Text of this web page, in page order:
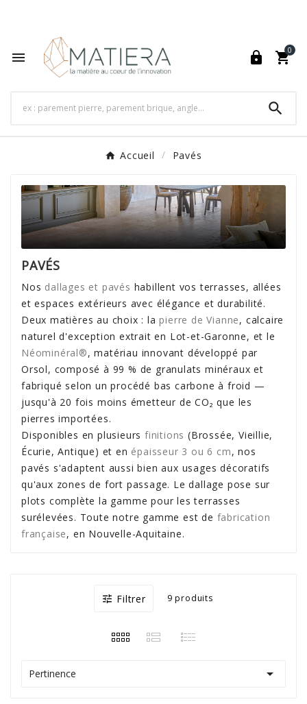
  
0

Accueil Pavés
PAVÉS
Nos dallages et pavés habillent vos terrasses, allées
et espaces extérieurs avec élégance et durabilité.
Deux matières au choix : la pierre de Vianne, calcaire
naturel d'exception extrait en Lot-et-Garonne, et le
Néominéral®, matériau innovant développé par
Orsol, composé à 99 % de granulats minéraux et
fabriqué selon un procédé bas carbone à froid —
jusqu'à 20 fois moins émetteur de CO₂ que les
pierres importées.
Disponibles en plusieursfinitions (Brossée, Vieillie,
Écurie, Antique) et en épaisseur 3 ou 6 cm, nos
pavés s'adaptent aussi bien aux usages décoratifs
qu'aux zones de fort passage. Le dallage pose sur
plots complète la gamme pour les terrasses
surélevées. Toute notre gamme est de fabrication
française, en Nouvelle-Aquitaine.
 Filtrer 9 produits
Pertinence 